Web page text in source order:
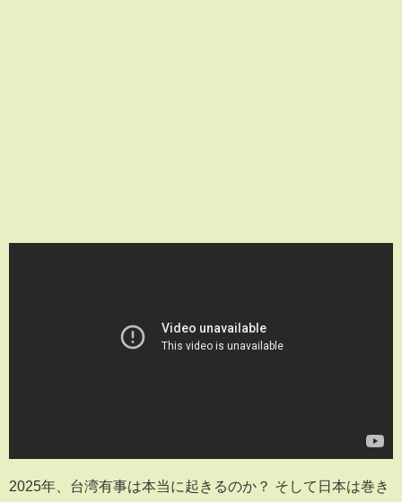
2025年、台湾有事は本当に起きるのか？ そして日本は巻き